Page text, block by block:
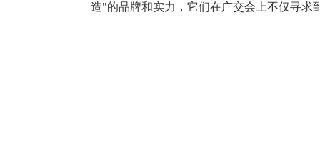
造"的品牌和实力，它们在广交会上不仅寻求